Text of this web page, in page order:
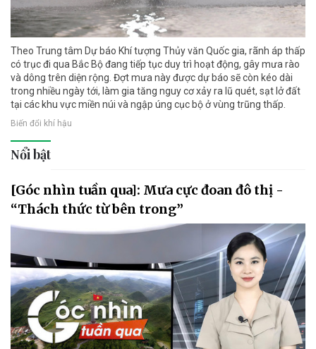
Theo Trung tâm Dự báo Khí tượng Thủy văn Quốc gia, rãnh áp thấp
có trục đi qua Bắc Bộ đang tiếp tục duy trì hoạt động, gây mưa rào
và dông trên diện rộng. Đợt mưa này được dự báo sẽ còn kéo dài
trong nhiều ngày tới, làm gia tăng nguy cơ xảy ra lũ quét, sạt lở đất
tại các khu vực miền núi và ngập úng cục bộ ở vùng trũng thấp.
Biến đổi khí hậu
Nổi bật
[Góc nhìn tuần qua]: Mưa cực đoan đô thị -
“Thách thức từ bên trong”